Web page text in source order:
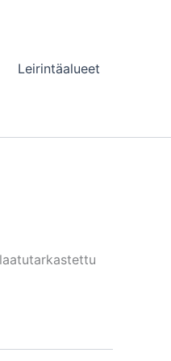
Leirintäalueet